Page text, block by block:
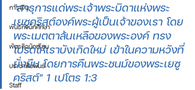
การเงิน
พันธกิจนักศึกษา
พันธกิจนักเรียน
ประชาสัมพันธ์
Staff
"สาธุการแด่พระเจ้าพระบิดาแห่งพระ
เยซูคริสต์องค์พระผู้เป็นเจ้าของเรา โดย
พระเมตตาล้นเหลือของพระองค์ ทรง
โปรดให้เราบังเกิดใหม่ เข้าในความหวังที่
ยั่งยืน โดยการคืนพระชนม์ของพระเยซู
คริสต์" 1 เปโตร 1:3